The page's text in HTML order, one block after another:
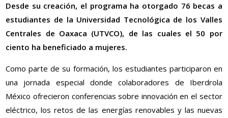
Desde su creación, el programa ha otorgado 76 becas a
estudiantes de la Universidad Tecnológica de los Valles
Centrales de Oaxaca (UTVCO), de las cuales el 50 por
ciento ha beneficiado a mujeres.
Como parte de su formación, los estudiantes participaron en
una jornada especial donde colaboradores de Iberdrola
México ofrecieron conferencias sobre innovación en el sector
eléctrico, los retos de las energías renovables y las nuevas